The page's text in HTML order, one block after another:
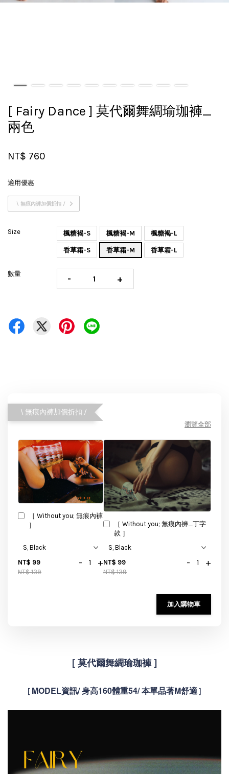
[ Fairy Dance ] 莫代爾舞綢瑜珈褲_
兩色
NT$ 760
適用優惠
\ 無痕內褲加價折扣 /
Size 楓糖褐-S 楓糖褐-M 楓糖褐-L
香草霜-S 香草霜-M 香草霜-L
數量 - +
\ 無痕內褲加價折扣 /
瀏覽全部
［ Without you; 無痕內褲
］
NT$ 99
NT$ 139
- +
［ Without you; 無痕內褲_丁字
款 ］
NT$ 99
NT$ 139
- +
加入購物車
[ 莫代爾舞綢瑜珈褲 ]
[MODEL資訊/ 身高160體重54/ 本單品著M舒適 ]